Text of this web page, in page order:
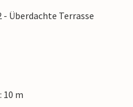
- Überdachte Terrasse
10 m